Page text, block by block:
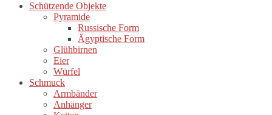
Schützende Objekte
Pyramide
Russische Form
Ägyptische Form
Glühbirnen
Eier
Würfel
Schmuck
Armbänder
Anhänger